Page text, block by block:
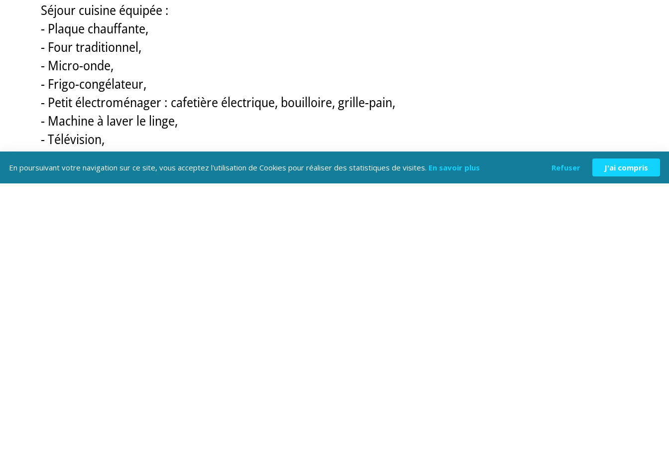
Séjour cuisine équipée :
- Plaque chauffante,
- Four traditionnel,
- Micro-onde,
- Frigo-congélateur,
- Petit électroménager : cafetière électrique, bouilloire, grille-pain,
- Machine à laver le linge,
- Télévision,
- Connexion Wifi,
- Plancha de jardin.
En poursuivant votre navigation sur ce site, vous acceptez l'utilisation de Cookies pour réaliser des statistiques de visites. En savoir plus Refuser J'ai compris